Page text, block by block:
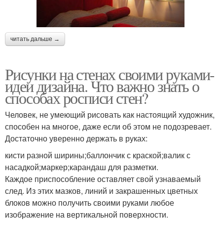
читать дальше →
Рисунки на стенах своими руками-
идеи дизайна. Что важно знать о
способах росписи стен?
Человек, не умеющий рисовать как настоящий художник,
способен на многое, даже если об этом не подозревает.
Достаточно уверенно держать в руках:
кисти разной ширины;баллончик с краской;валик с
насадкой;маркер;карандаш для разметки.
Каждое приспособление оставляет свой узнаваемый
след. Из этих мазков, линий и закрашенных цветных
блоков можно получить своими руками любое
изображение на вертикальной поверхности.